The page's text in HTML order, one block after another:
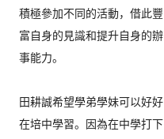
積極參加不同的活動， 借此豐
富自身的見識和提升自身的辦
事能力。
田耕誠希望學弟學妹可以好好
在培中學習。
因為在中學打下